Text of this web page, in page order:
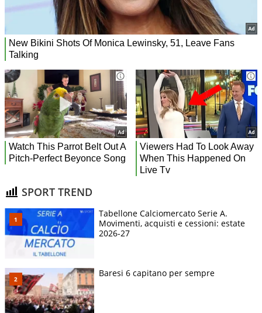
SPORT TREND
Tabellone Calciomercato Serie A.
Movimenti, acquisti e cessioni: estate
2026-27
Baresi 6 capitano per sempre